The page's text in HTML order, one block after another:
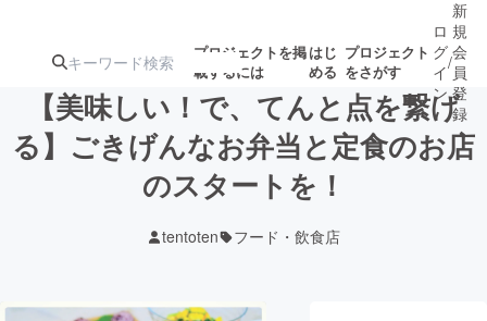
プロジェクトを掲
載するには
はじ
める
プロジェクト
をさがす
注目のリ 注目の新着プロ
募集終了が近いプ
ロジェクト
ロ
グ
イ
ン
/
新
規
会
員
登
録
【美味しい！で、てんと点を繋げ
る】ごきげんなお弁当と定食のお店
のスタートを！
tentoten フード・飲食店